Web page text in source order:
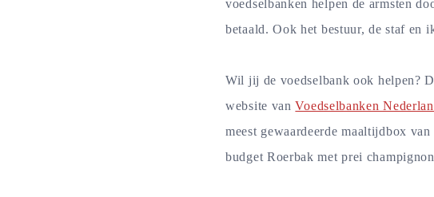
voedselbanken helpen de armsten
betaald. Ook het bestuur, de staf en
Wil jij de voedselbank ook helpen?
website vanVoedselbanken
meest gewaardeerde maaltijdbox
budget Roerbak met prei